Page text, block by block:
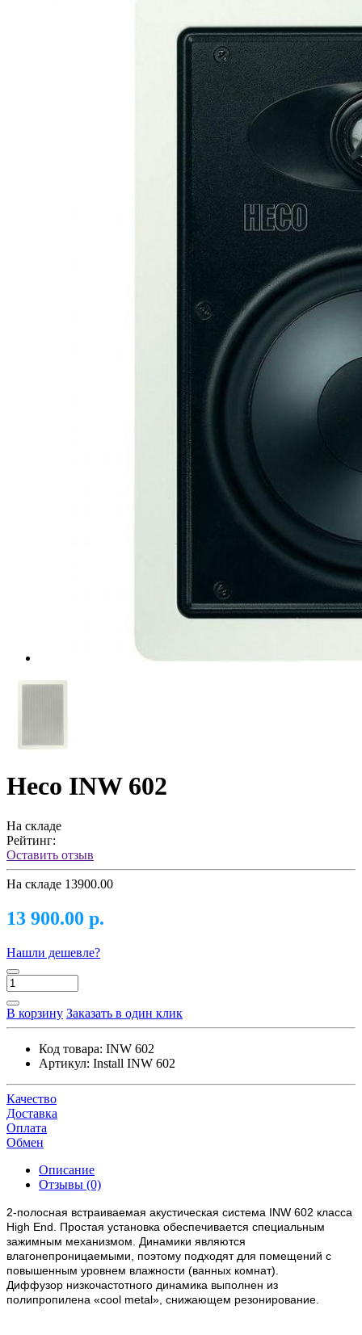
Heco INW 602
На складе
Рейтинг:
Оставить отзыв
На складе 13900.00
13 900.00 р.
Нашли дешевле?
В корзину Заказать в один клик
Код товара: INW 602
Артикул: Install INW 602
Качество
Доставка
Оплата
Обмен
Описание
Отзывы (0)
2-полосная встраиваемая акустическая система INW 602 класса
High End. Простая установка обеспечивается специальным
зажимным механизмом. Динамики являются
влагонепроницаемыми, поэтому подходят для помещений с
повышенным уровнем влажности (ванных комнат).
Диффузор низкочастотного динамика выполнен из
полипропилена «cool metal», снижающем резонирование.